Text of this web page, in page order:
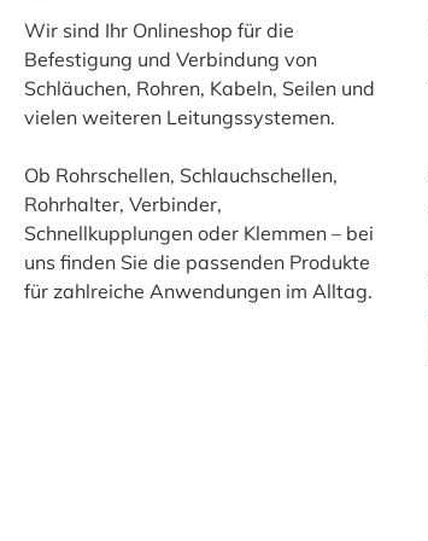
Wir sind Ihr Onlineshop für die
Befestigung und Verbindung von
Schläuchen, Rohren, Kabeln, Seilen und
vielen weiteren Leitungssystemen.
Ob Rohrschellen, Schlauchschellen,
Rohrhalter, Verbinder,
Schnellkupplungen oder Klemmen – bei
uns finden Sie die passenden Produkte
für zahlreiche Anwendungen im Alltag.